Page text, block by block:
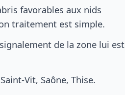
favorables aux nids
traitement est simple.
de la zone lui est
Vit, Saône, Thise.